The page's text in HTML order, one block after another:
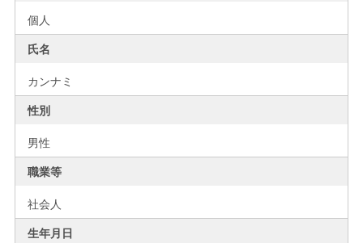
個人
氏名
カンナミ
性別
男性
職業等
社会人
生年月日